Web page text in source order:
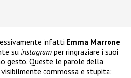
infatti Emma Marrone
su Instagram per ringraziare i suoi
gesto. Queste le parole della
commossa e stupita: